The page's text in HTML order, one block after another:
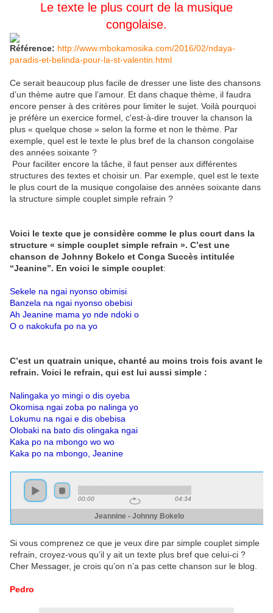
Le texte le plus court de la musique
congolaise.
Référence: http://www.mbokamosika.com/2016/02/ndaya-
paradis-et-belinda-pour-la-st-valentin.html
Ce serait beaucoup plus facile de dresser une liste des chansons
d’un thème autre que l’amour. Et dans chaque thème, il faudra
encore penser à des critères pour limiter le sujet. Voilà pourquoi
je préfère un exercice formel, c'est-à-dire trouver la chanson la
plus « quelque chose » selon la forme et non le thème. Par
exemple, quel est le texte le plus bref de la chanson congolaise
des années soixante ?
Pour faciliter encore la tâche, il faut penser aux différentes
structures des textes et choisir un. Par exemple, quel est le texte
le plus court de la musique congolaise des années soixante dans
la structure simple couplet simple refrain ?
Voici le texte que je considère comme le plus court dans la
structure « simple couplet simple refrain ». C’est une
chanson de Johnny Bokelo et Conga Succès intitulée
“Jeanine”. En voici le simple couplet:
Sekele na ngai nyonso obimisi
Banzela na ngai nyonso obebisi
Ah Jeanine mama yo nde ndoki o
O o nakokufa po na yo
C’est un quatrain unique, chanté au moins trois fois avant le
refrain. Voici le refrain, qui est lui aussi simple :
Nalingaka yo mingi o dis oyeba
Okomisa ngai zoba po nalinga yo
Lokumu na ngai e dis obebisa
Olobaki na bato dis olingaka ngai
Kaka po na mbongo wo wo
Kaka po na mbongo, Jeanine
Si vous comprenez ce que je veux dire par simple couplet simple
refrain, croyez-vous qu’il y ait un texte plus bref que celui-ci ?
Cher Messager, je crois qu’on n’a pas cette chanson sur le blog.
Pedro